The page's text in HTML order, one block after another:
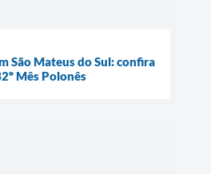
São Mateus do Sul: confira
Mês Polonês